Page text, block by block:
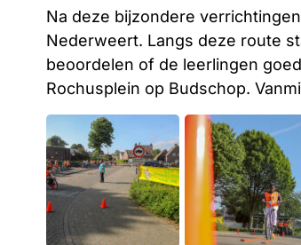
Na deze bijzondere
Nederweert. Langs deze route
beoordelen of de leerlingen
Rochusplein op Budschop.